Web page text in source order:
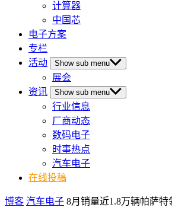
计算器
中国芯
电子方案
专栏
活动
Show sub menu
展会
资讯
Show sub menu
行业信息
厂商动态
数码电子
时事热点
汽车电子
在线投稿
博客 汽车电子 8月销量近1.8万辆帕萨